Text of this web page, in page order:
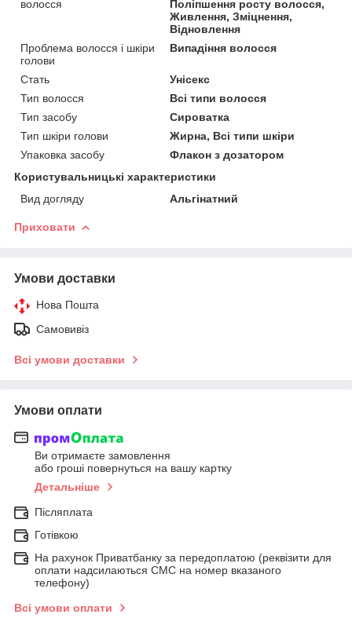
волосся
Поліпшення росту волосся,
Живлення, Зміцнення,
Відновлення
Проблема волосся і шкіри
голови
Випадіння волосся
Стать
Унісекс
Тип волосся
Всі типи волосся
Тип засобу
Сироватка
Тип шкіри голови
Жирна, Всі типи шкіри
Упаковка засобу
Флакон з дозатором
Користувальницькі характеристики
Вид догляду
Альгінатний
Приховати
Умови доставки
Нова Пошта
Самовивіз
Всі умови доставки
Умови оплати
Ви отримаєте замовлення
або гроші повернуться на вашу картку
Детальніше
Післяплата
Готівкою
На рахунок Приватбанку за передоплатою (реквізити для
оплати надсилаються СМС на номер вказаного
телефону)
Всі умови оплати